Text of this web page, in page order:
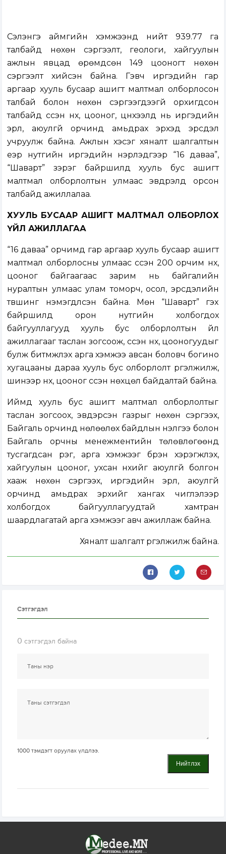
Сэлэнгэ аймгийн хэмжээнд нийт 939.77 га
талбайд нөхөн сэргээлт, геологи, хайгуулын
ажлын явцад өрөмдсөн 149 цооногт нөхөн
сэргээлт хийсэн байна. Гэвч иргэдийн гар
аргаар хууль бусаар ашигт малтмал олборлосон
талбай болон нөхөн сэргээгдээгүй орхигдсон
талбайд үүссэн нүх, цооног, цүнхээлүүд нь иргэдийн
эрүүл, аюулгүй орчинд амьдрах эрхэд эрсдэл
учруулж байна. Ажлын хэсэг хяналт шалгалтын
үеэр нутгийн иргэдийн нэрлэдгээр “16 даваа”,
“Шаварт” зэрэг байршилд хууль бус ашигт
малтмал олборлолтын улмаас эвдрэлд орсон
талбайд ажиллалаа.
ХУУЛЬ БУСААР АШИГТ МАЛТМАЛ ОЛБОРЛОХ
ҮЙЛ АЖИЛЛАГАА
“16 даваа” орчимд гар аргаар хууль бусаар ашигт
малтмал олборлосны улмаас үүссэн 200 орчим нүх,
цооног байгаагаас зарим нь байгалийн
нуралтын улмаас улам томорч, осол, эрсдэлийн
түвшинг нэмэгдүүлсэн байна. Мөн “Шаварт” гэх
байршилд орон нутгийн холбогдох
байгууллагууд хууль бус олборлолтын үйл
ажиллагааг таслан зогсоож, үүссэн нүх, цооногуудыг
булж битүүмжлэх арга хэмжээ авсан боловч богино
хугацааны дараа хууль бус олборлолт үргэлжилж,
шинээр нүх, цооног үүссэн нөхцөл байдалтай байна.
Иймд хууль бус ашигт малтмал олборлолтыг
таслан зогсоох, эвдэрсэн газрыг нөхөн сэргээх,
Байгаль орчинд нөлөөлөх байдлын үнэлгээ болон
Байгаль орчны менежментийн төлөвлөгөөнд
тусгагдсан үүрэг, арга хэмжээг бүрэн хэрэгжүүлэх,
хайгуулын цооног, ухсан нүхийг аюулгүй болгон
хааж нөхөн сэргээх, иргэдийн эрүүл, аюулгүй
орчинд амьдрах эрхийг хангах чиглэлээр
холбогдох байгууллагуудтай хамтран
шаардлагатай арга хэмжээг авч ажиллаж байна.
Хяналт шалгалт үргэлжилж байна.
Сэтгэгдэл
0 сэтгэгдэл байна
1000 тэмдэгт оруулах үлдлээ.
Нийтлэх